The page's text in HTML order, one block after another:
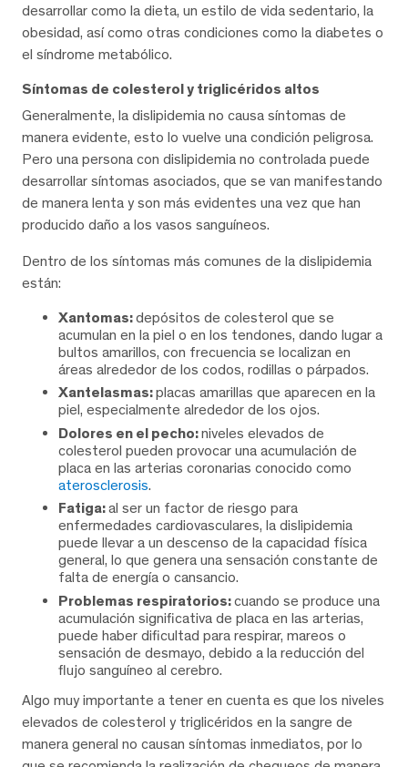
desarrollar como la dieta, un estilo de vida sedentario, la
obesidad, así como otras condiciones como la diabetes o
el síndrome metabólico.
Síntomas de colesterol y triglicéridos altos
Generalmente, la dislipidemia no causa síntomas de
manera evidente, esto lo vuelve una condición peligrosa.
Pero una persona con dislipidemia no controlada puede
desarrollar síntomas asociados, que se van manifestando
de manera lenta y son más evidentes una vez que han
producido daño a los vasos sanguíneos.
Dentro de los síntomas más comunes de la dislipidemia
están:
Xantomas:depósitos de colesterol que se
acumulan en la piel o en los tendones, dando lugar a
bultos amarillos, con frecuencia se localizan en
áreas alrededor de los codos, rodillas o párpados.
Xantelasmas:placas amarillas que aparecen en la
piel, especialmente alrededor de los ojos.
Dolores en el pecho:niveles elevados de
colesterol pueden provocar una acumulación de
placa en las arterias coronarias conocido como
aterosclerosis.
Fatiga:al ser un factor de riesgo para
enfermedades cardiovasculares, la dislipidemia
puede llevar a un descenso de la capacidad física
general, lo que genera una sensación constante de
falta de energía o cansancio.
Problemas respiratorios:cuando se produce una
acumulación significativa de placa en las arterias,
puede haber dificultad para respirar, mareos o
sensación de desmayo, debido a la reducción del
flujo sanguíneo al cerebro.
Algo muy importante a tener en cuenta es que los niveles
elevados de colesterol y triglicéridos en la sangre de
manera general no causan síntomas inmediatos, por lo